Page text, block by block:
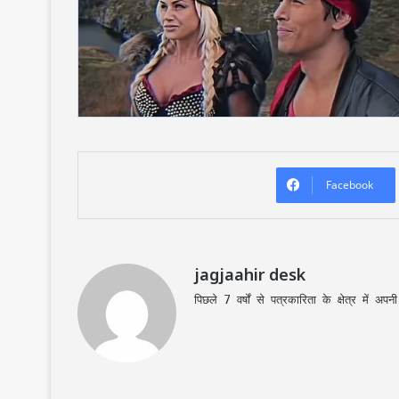
Facebook
jagjaahir desk
पिछले 7 वर्षों से पत्रकारिता के क्षेत्र में